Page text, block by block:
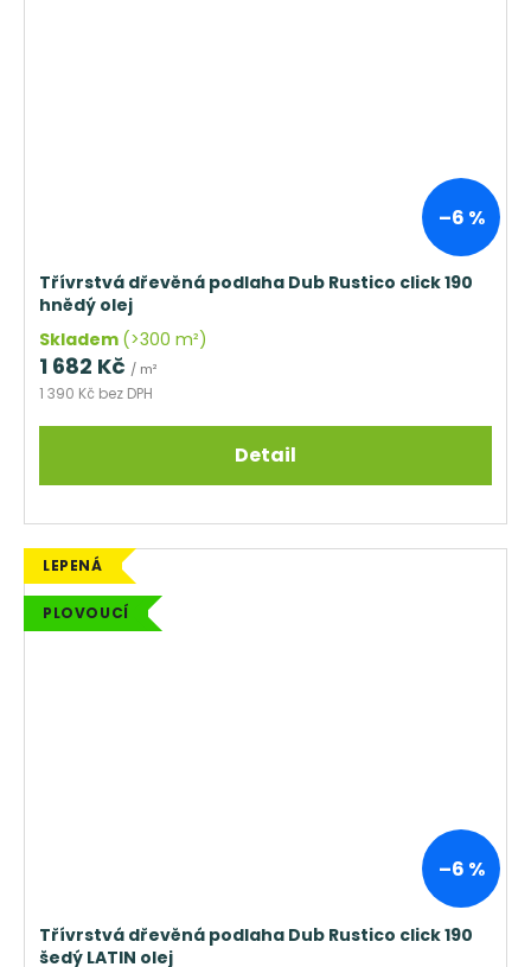
–6 %
Třívrstvá dřevěná podlaha Dub Rustico click 190
hnědý olej
Skladem (>300 m²)
1 390 Kč bez DPH
1 682 Kč / m²
Detail
LEPENÁ
PLOVOUCÍ
–6 %
Třívrstvá dřevěná podlaha Dub Rustico click 190
šedý LATIN olej